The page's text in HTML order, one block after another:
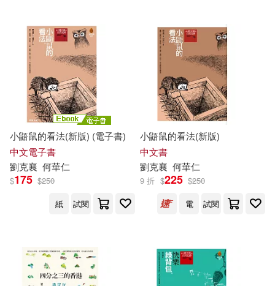
小鼯鼠的看法(新版) (電子書)
中文電子書
劉克襄 何華仁
$175 $250
紙
試閱
小鼯鼠的看法(新版)
中文書
劉克襄 何華仁
9 折 $225 $250
電
試閱